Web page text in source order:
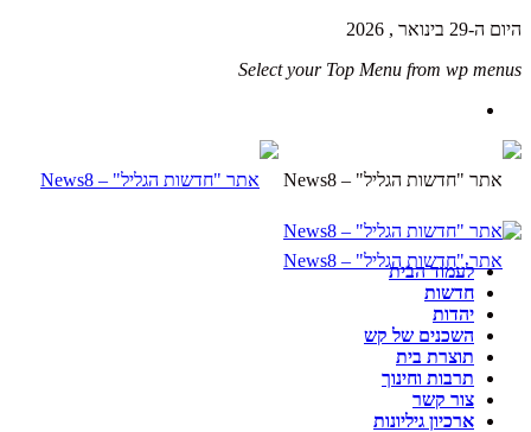
היום ה-29 בינואר , 2026
Select your Top Menu from wp menus
לעמוד הבית
חדשות
יהדות
השכנים של קש
תוצרת בית
תרבות וחינוך
צור קשר
ארכיון גיליונות